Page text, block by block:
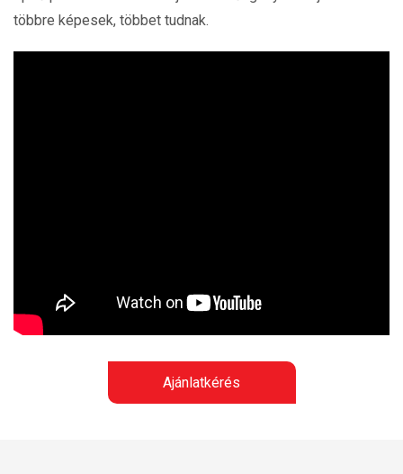
többre képesek, többet tudnak.
Ajánlatkérés